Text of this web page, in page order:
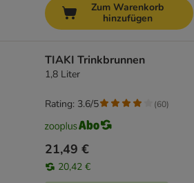
Zum Warenkorb
hinzufügen
TIAKI Trinkbrunnen
1,8 Liter
21,49 €
20,42 €
Rating: 3.6/5 (60)